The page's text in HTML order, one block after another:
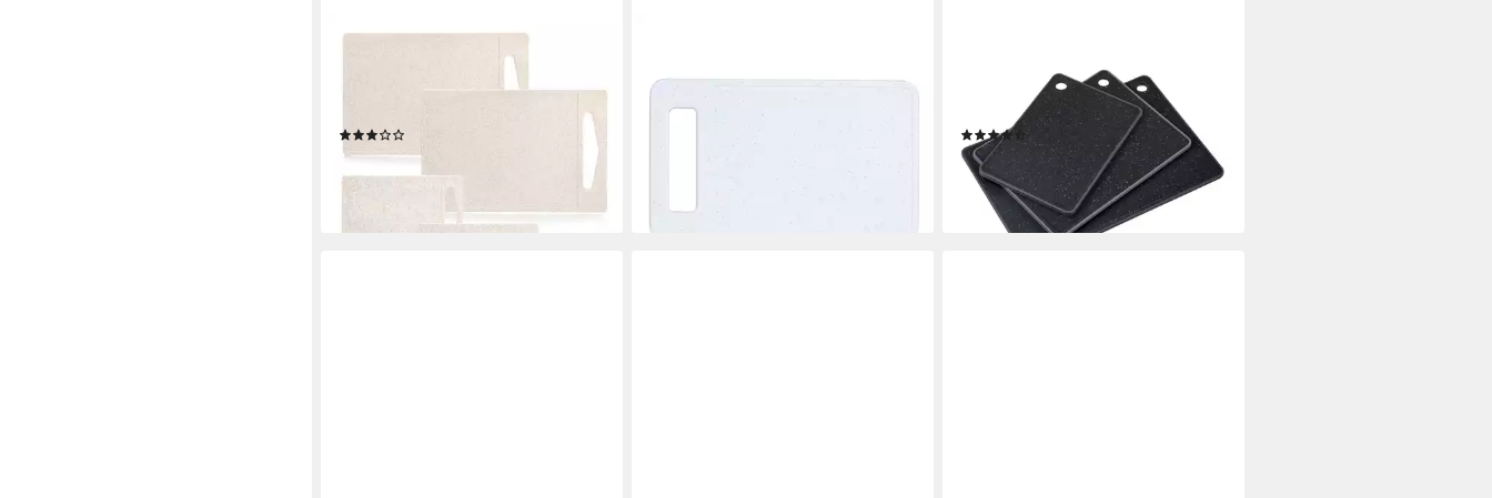
ZELLER PRESENT
Schneidebrett, Polypropylen, (Set, 4-
St), dünn, leicht und platzsparend,
Kunststoff/Weizenstroh
16,99 € UVP
-10%
lieferbar - in 3-4 Werktagen bei dir
St), Spülmaschinengeeignet,
Formstabil, Made in Germany
Größen, Kunststoff, (Set, 3-St), mit
Griffloch
15,62 € UVP 24,99 €
-37%
lieferbar - in 3-4 Werktagen bei dir